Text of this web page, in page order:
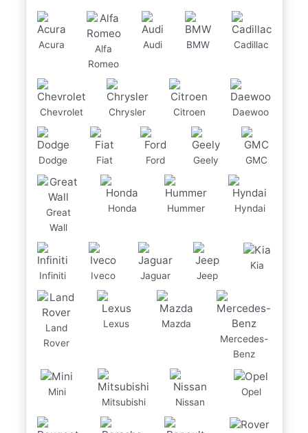
Acura
Alfa
Romeo
Audi BMW Cadillac
Chevrolet Chrysler Citroen Daewoo
Dodge Fiat Ford Geely GMC
Great
Wall
Honda Hummer Hyndai
Infiniti Iveco Jaguar Jeep
Kia
Land
Rover
Lexus
Mazda
Mercedes-
Benz
Mini
Mitsubishi
Nissan
Opel